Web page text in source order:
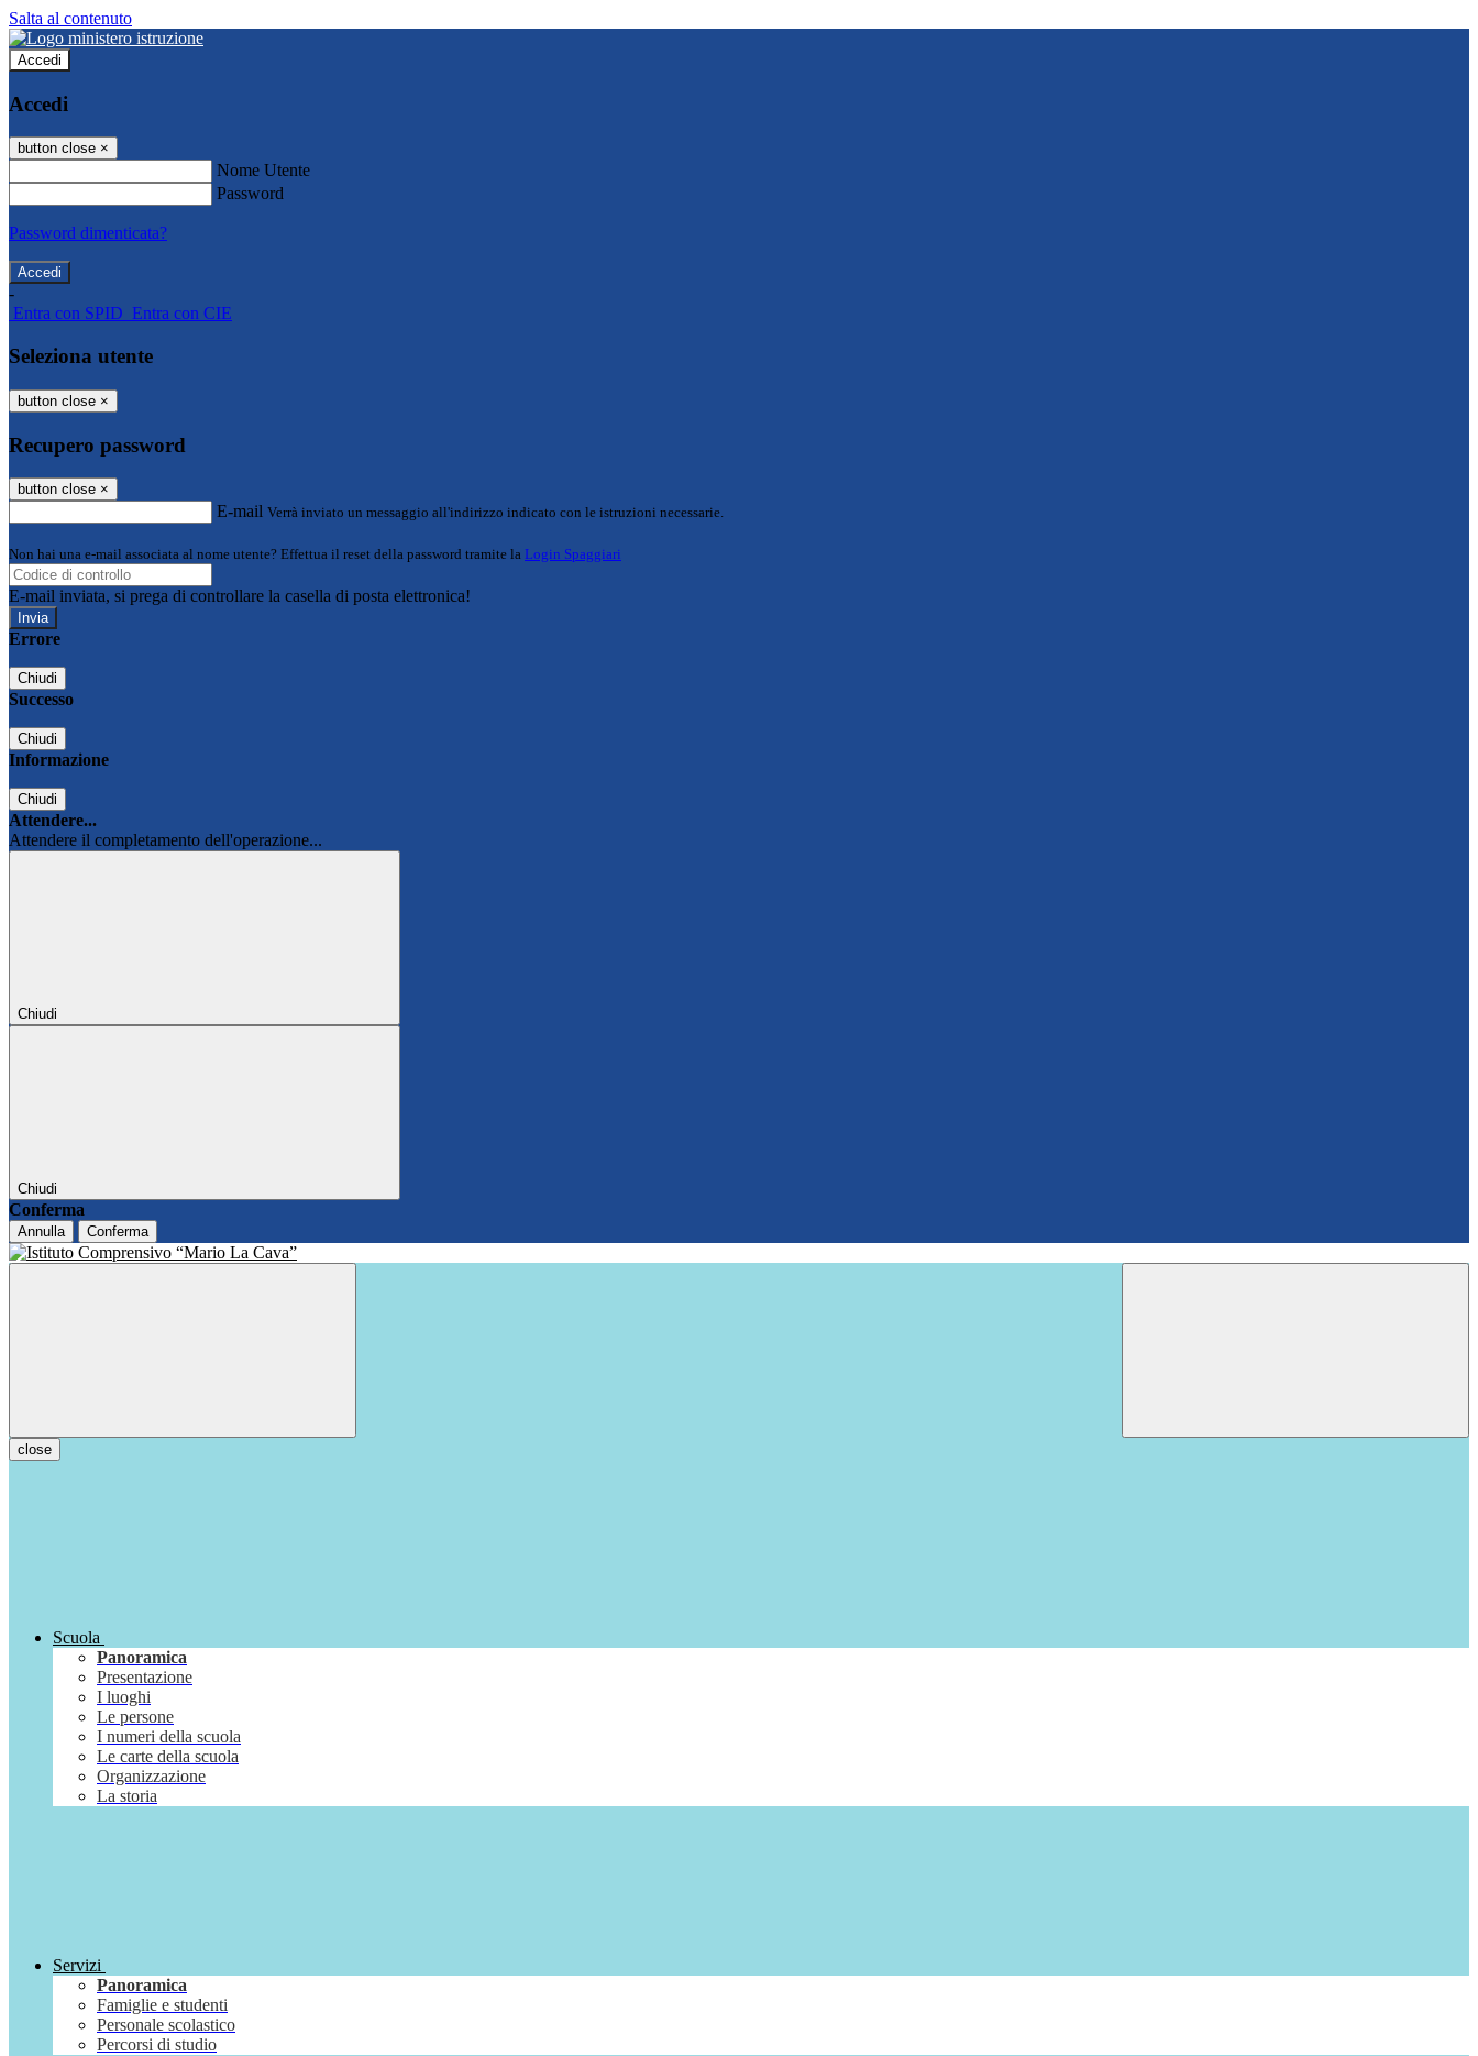
Salta al contenuto
Accedi
Accedi
button close ×
Nome Utente
Password
Password dimenticata?
-
Entra con SPID Entra con CIE
Seleziona utente
button close ×
Recupero password
button close ×
E-mail Verrà inviato un messaggio all'indirizzo indicato con le istruzioni necessarie.
Non hai una e-mail associata al nome utente? Effettua il reset della password tramite la Login Spaggiari
E-mail inviata, si prega di controllare la casella di posta elettronica!
Errore
Chiudi
Successo
Chiudi
Informazione
Chiudi
Attendere...
Attendere il completamento dell'operazione...
Chiudi
Chiudi
Conferma
Annulla Conferma
close
Scuola
Panoramica
Presentazione
I luoghi
Le persone
I numeri della scuola
Le carte della scuola
Organizzazione
La storia
Servizi
Panoramica
Famiglie e studenti
Personale scolastico
Percorsi di studio